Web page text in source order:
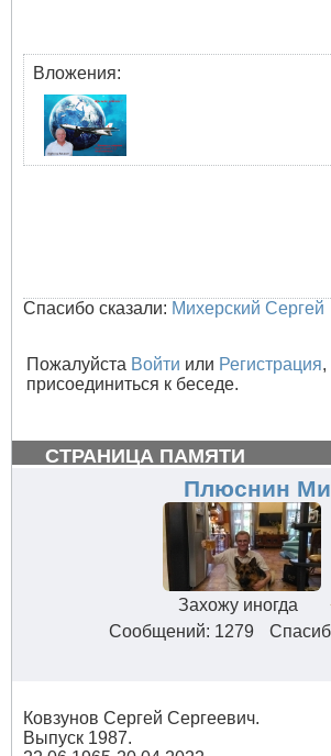
Вложения:
Спасибо сказали: Михерский Сергей
Пожалуйста Войти или Регистрация,
присоединиться к беседе.
СТРАНИЦА ПАМЯТИ
Плюснин
Захожу иногда
Сообщений: 1279
Ковзунов Сергей Сергеевич.
Выпуск 1987.